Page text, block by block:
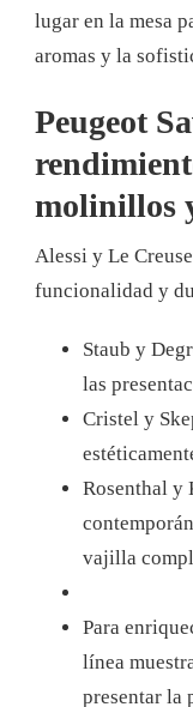
lugar en la mesa
aromas y la
Peugeot
molinillos
Alessi y Le
funcionalidad y
Staub y
las
Cristel y
Rosenthal y
vajilla
Para
línea
presentar la